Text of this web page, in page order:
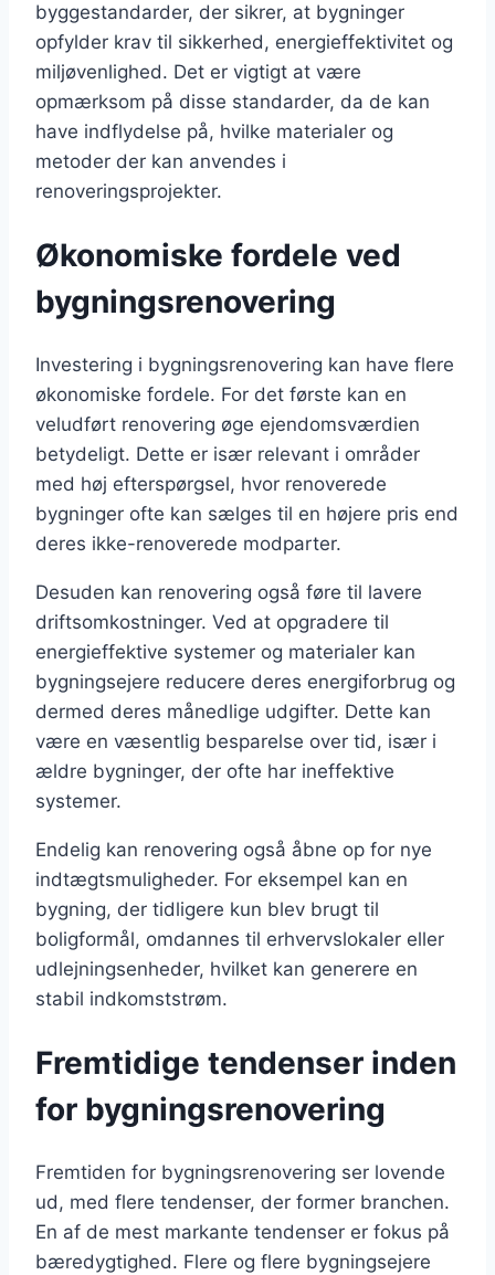
byggestandarder, der sikrer, at bygninger
opfylder krav til sikkerhed, energieffektivitet og
miljøvenlighed. Det er vigtigt at være
opmærksom på disse standarder, da de kan
have indflydelse på, hvilke materialer og
metoder der kan anvendes i
renoveringsprojekter.
Økonomiske fordele ved
bygningsrenovering
Investering i bygningsrenovering kan have flere
økonomiske fordele. For det første kan en
veludført renovering øge ejendomsværdien
betydeligt. Dette er især relevant i områder
med høj efterspørgsel, hvor renoverede
bygninger ofte kan sælges til en højere pris end
deres ikke-renoverede modparter.
Desuden kan renovering også føre til lavere
driftsomkostninger. Ved at opgradere til
energieffektive systemer og materialer kan
bygningsejere reducere deres energiforbrug og
dermed deres månedlige udgifter. Dette kan
være en væsentlig besparelse over tid, især i
ældre bygninger, der ofte har ineffektive
systemer.
Endelig kan renovering også åbne op for nye
indtægtsmuligheder. For eksempel kan en
bygning, der tidligere kun blev brugt til
boligformål, omdannes til erhvervslokaler eller
udlejningsenheder, hvilket kan generere en
stabil indkomststrøm.
Fremtidige tendenser inden
for bygningsrenovering
Fremtiden for bygningsrenovering ser lovende
ud, med flere tendenser, der former branchen.
En af de mest markante tendenser er fokus på
bæredygtighed. Flere og flere bygningsejere